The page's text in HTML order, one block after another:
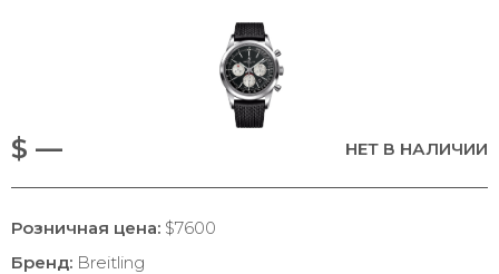
$ — НЕТ В НАЛИЧИИ
Розничная цена: $7600
Бренд: Breitling